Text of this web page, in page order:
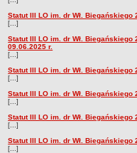
Zlikwidowane gimnazja
Przekształcone szkoły i
SPECJALNE OŚRODKI
Specjalny Ośrodek nr 1
Dane podstawowe
Statut III LO im. dr Wł.
[...]
Statut III LO im. dr Wł.
09.06.2025 r.
[...]
Statut III LO im. dr Wł.
[...]
Statut III LO im. dr Wł. Biegańskiego
[...]
Statut III LO im. dr Wł.
[...]
Statut III LO im. dr Wł. Biegańskiego
[...]